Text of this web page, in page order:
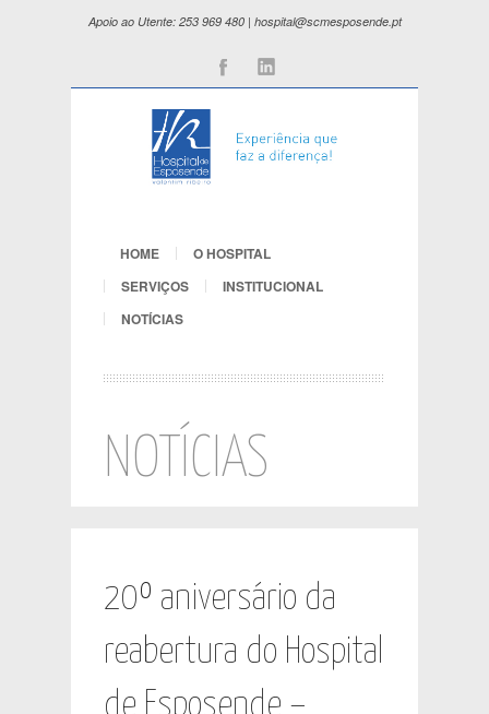
Apoio ao Utente: 253 969 480 | hospital@scmesposende.pt
Facebook
HOME
O HOSPITAL
SERVIÇOS
INSTITUCIONAL
NOTÍCIAS
NOTÍCIAS
20º aniversário da
reabertura do Hospital
de Esposende –